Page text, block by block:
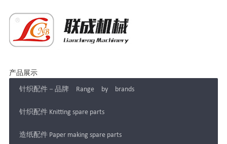
产品展示
针织配件－品牌 Range by brands
针织配件 Knitting spare parts
造纸配件 Paper making spare parts